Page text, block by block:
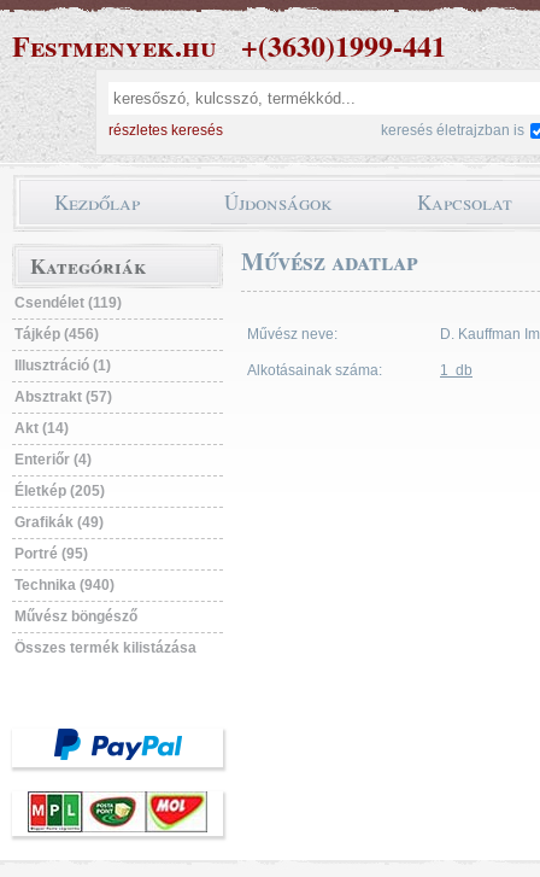
Festmenyek.hu +(3630)1999-441
részletes keresés keresés életrajzban is
Kezdőlap Újdonságok Kapcsolat
Kategóriák
Csendélet (119)
Tájkép (456)
Illusztráció (1)
Absztrakt (57)
Akt (14)
Enteriőr (4)
Életkép (205)
Grafikák (49)
Portré (95)
Technika (940)
Művész böngésző
Összes termék kilistázása
Művész adatlap
Művész neve: D. Kauffman
Alkotásainak száma: 1 db